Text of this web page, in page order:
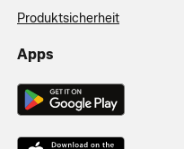
Produktsicherheit
Apps